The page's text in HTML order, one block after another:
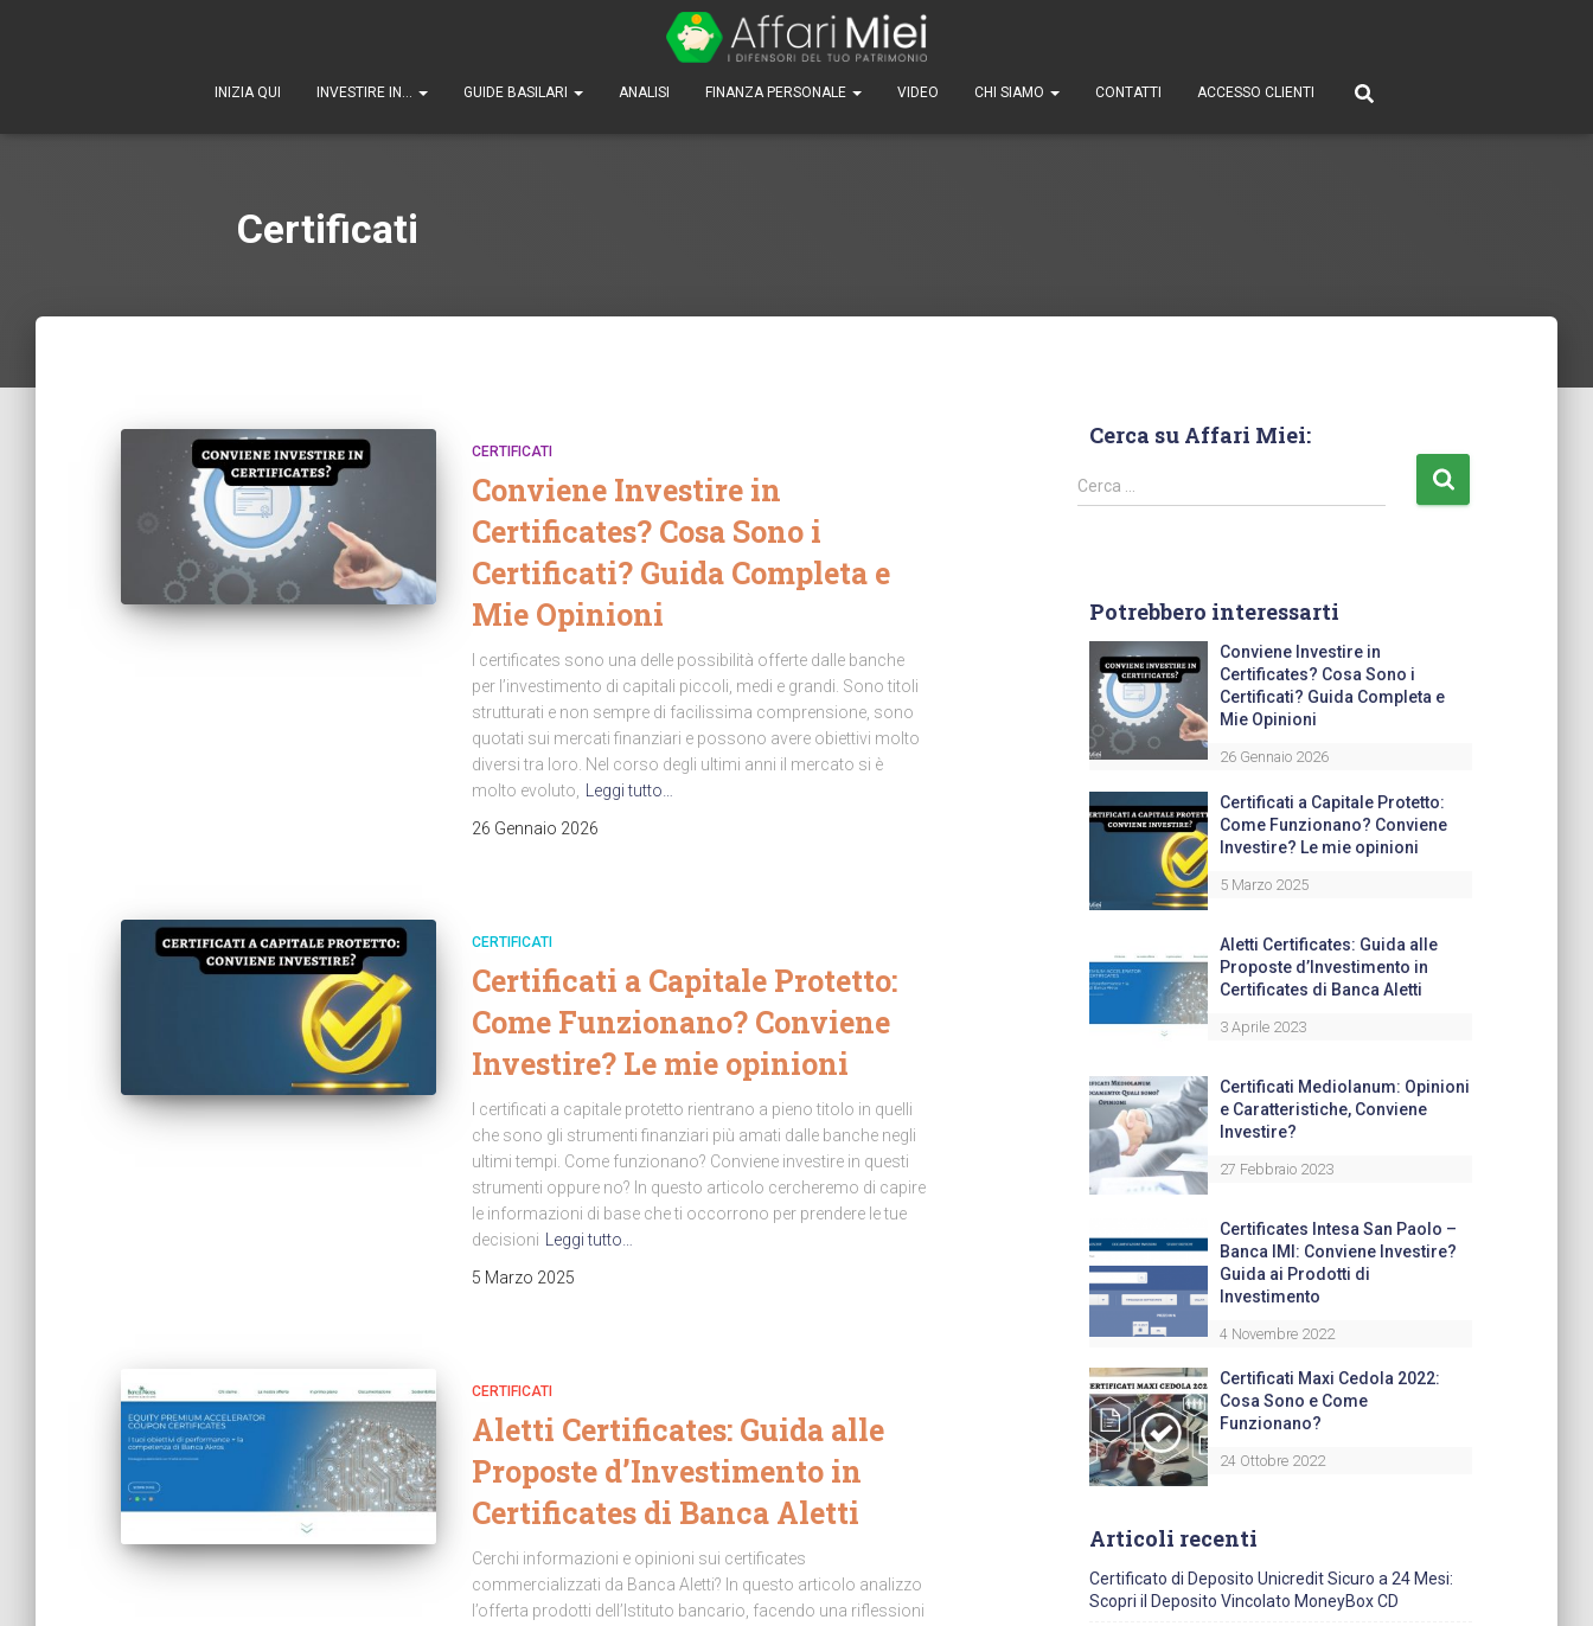
INIZIA QUI INVESTIRE IN… GUIDE BASILARI ANALISI FINANZA PERSONALE VIDEO CHI SIAMO CONTATTI ACCESSO CLIENTI
Certificati
CERTIFICATI
Conviene Investire in
Certificates? Cosa Sono i
Certificati? Guida Completa e
Mie Opinioni
I certificates sono una delle possibilità offerte dalle banche
per l’investimento di capitali piccoli, medi e grandi. Sono titoli
strutturati e non sempre di facilissima comprensione, sono
quotati sui mercati finanziari e possono avere obiettivi molto
diversi tra loro. Nel corso degli ultimi anni il mercato si è
molto evoluto,
Leggi tutto…
26 Gennaio 2026
CERTIFICATI
Certificati a Capitale Protetto:
Come Funzionano? Conviene
Investire? Le mie opinioni
I certificati a capitale protetto rientrano a pieno titolo in quelli
che sono gli strumenti finanziari più amati dalle banche negli
ultimi tempi. Come funzionano? Conviene investire in questi
strumenti oppure no? In questo articolo cercheremo di capire
le informazioni di base che ti occorrono per prendere le tue
decisioni
Leggi tutto…
5 Marzo 2025
CERTIFICATI
Aletti Certificates: Guida alle
Proposte d’Investimento in
Certificates di Banca Aletti
Cerchi informazioni e opinioni sui certificates
commercializzati da Banca Aletti? In questo articolo analizzo
l’offerta prodotti dell’Istituto bancario, facendo una riflessioni
Cerca su Affari Miei:
Cerca …
Potrebbero interessarti
Conviene Investire in
Certificates? Cosa Sono i
Certificati? Guida Completa e
Mie Opinioni
26 Gennaio 2026
Certificati a Capitale Protetto:
Come Funzionano? Conviene
Investire? Le mie opinioni
5 Marzo 2025
Aletti Certificates: Guida alle
Proposte d’Investimento in
Certificates di Banca Aletti
3 Aprile 2023
Certificati Mediolanum: Opinioni
e Caratteristiche, Conviene
Investire?
27 Febbraio 2023
Certificates Intesa San Paolo –
Banca IMI: Conviene Investire?
Guida ai Prodotti di
Investimento
4 Novembre 2022
Certificati Maxi Cedola 2022:
Cosa Sono e Come
Funzionano?
24 Ottobre 2022
Articoli recenti
Certificato di Deposito Unicredit Sicuro a 24 Mesi:
Scopri il Deposito Vincolato MoneyBox CD